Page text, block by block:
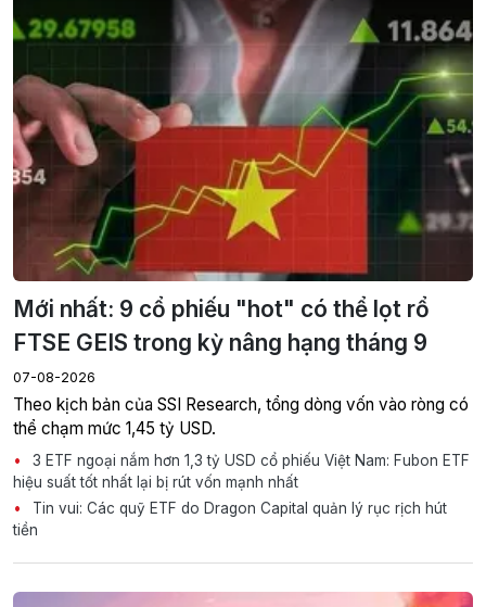
Mới nhất: 9 cổ phiếu "hot" có thể lọt rổ
FTSE GEIS trong kỳ nâng hạng tháng 9
07-08-2026
Theo kịch bản của SSI Research, tổng dòng vốn vào ròng có
thể chạm mức 1,45 tỷ USD.
3 ETF ngoại nắm hơn 1,3 tỷ USD cổ phiếu Việt Nam: Fubon ETF
hiệu suất tốt nhất lại bị rút vốn mạnh nhất
Tin vui: Các quỹ ETF do Dragon Capital quản lý rục rịch hút
tiền